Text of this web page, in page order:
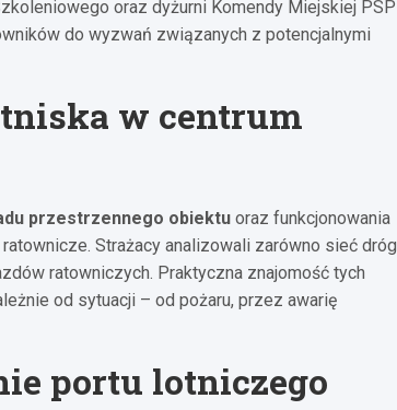
oraz dyżurni Komendy Miejskiej PSP
do wyzwań związanych z potencjalnymi
w centrum
przestrzennego obiektu oraz funkcjonowania
Strażacy analizowali zarówno sieć dróg
ratowniczych. Praktyczna znajomość tych
od sytuacji – od pożaru, przez awarię
portu lotniczego